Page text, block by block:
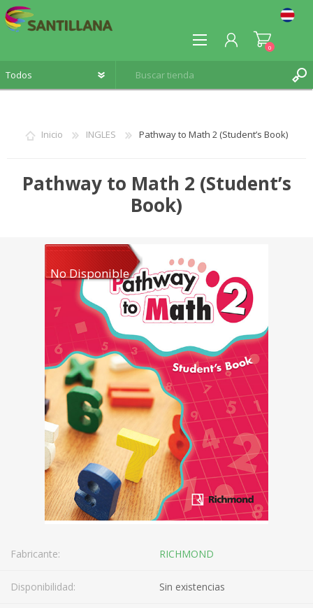
INICIA SESIÓN
0
Inicio INGLES Pathway to Math 2 (Student’s Book)
Pathway to Math 2 (Student’s
Book)
No Disponible
Fabricante: RICHMOND
Disponibilidad: Sin existencias